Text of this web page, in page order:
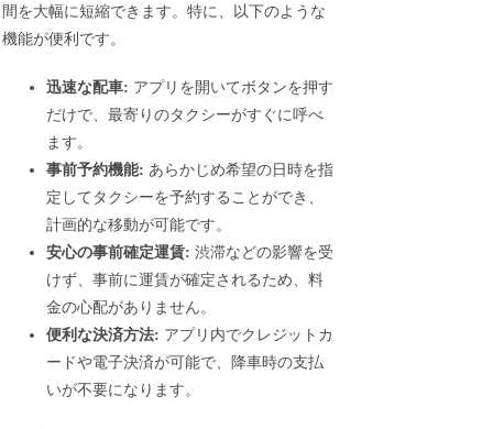
間を大幅に短縮できます。特に、以下のような
機能が便利です。
迅速な配車: アプリを開いてボタンを押す
だけで、最寄りのタクシーがすぐに呼べ
ます。
事前予約機能: あらかじめ希望の日時を指
定してタクシーを予約することができ、
計画的な移動が可能です。
安心の事前確定運賃: 渋滞などの影響を受
けず、事前に運賃が確定されるため、料
金の心配がありません。
便利な決済方法: アプリ内でクレジットカ
ードや電子決済が可能で、降車時の支払
いが不要になります。